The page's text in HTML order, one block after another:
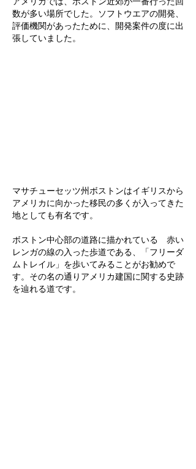
数が多い場所でした。ソフトウエアの開発、
評価機関があったために、開発案件の度に出
張していました。
マサチューセッツ州ボストンはイギリスから
アメリカに向かった移民の多くが入ってきた
地としても有名です。
ボストン中心部の道路に描かれている　赤い
レンガの線の入った歩道である、「フリーダ
ムトレイル」を歩いてみることがお勧めで
す。その名の通りアメリカ建国に関する史跡
を辿れる道です。